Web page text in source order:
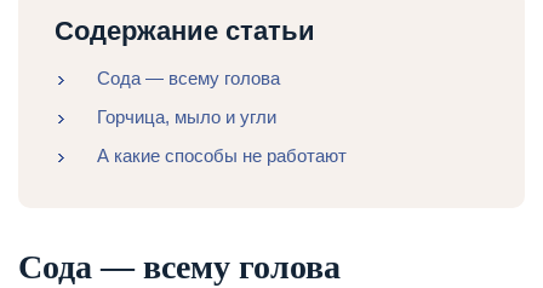
Содержание статьи
Сода — всему голова
Горчица, мыло и угли
А какие способы не работают
Сода — всему голова